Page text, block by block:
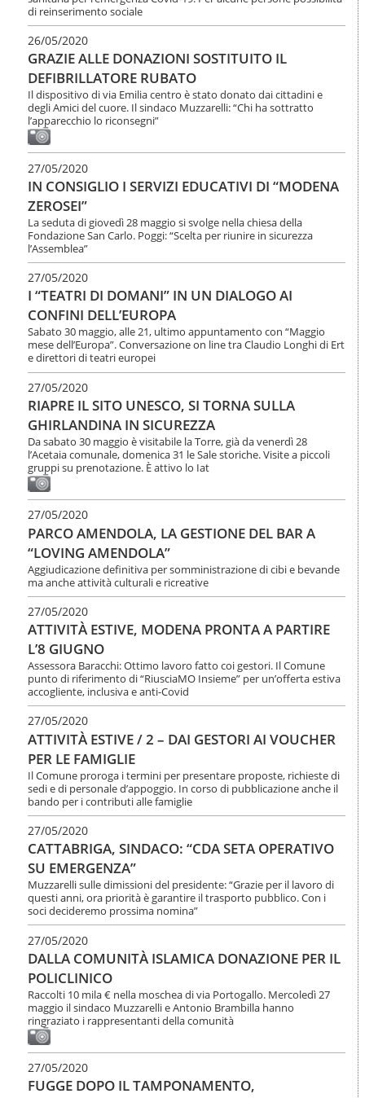
di reinserimento sociale
26/05/2020
GRAZIE ALLE DONAZIONI SOSTITUITO IL
DEFIBRILLATORE RUBATO
Il dispositivo di via Emilia centro è stato donato dai cittadini e
degli Amici del cuore. Il sindaco Muzzarelli: “Chi ha sottratto
l’apparecchio lo riconsegni”
27/05/2020
IN CONSIGLIO I SERVIZI EDUCATIVI DI “MODENA
ZEROSEI”
La seduta di giovedì 28 maggio si svolge nella chiesa della
Fondazione San Carlo. Poggi: “Scelta per riunire in sicurezza
l’Assemblea”
27/05/2020
I “TEATRI DI DOMANI” IN UN DIALOGO AI
CONFINI DELL’EUROPA
Sabato 30 maggio, alle 21, ultimo appuntamento con “Maggio
mese dell’Europa”. Conversazione on line tra Claudio Longhi di Ert
e direttori di teatri europei
27/05/2020
RIAPRE IL SITO UNESCO, SI TORNA SULLA
GHIRLANDINA IN SICUREZZA
Da sabato 30 maggio è visitabile la Torre, già da venerdì 28
l’Acetaia comunale, domenica 31 le Sale storiche. Visite a piccoli
gruppi su prenotazione. È attivo lo Iat
27/05/2020
PARCO AMENDOLA, LA GESTIONE DEL BAR A
“LOVING AMENDOLA”
Aggiudicazione definitiva per somministrazione di cibi e bevande
ma anche attività culturali e ricreative
27/05/2020
ATTIVITÀ ESTIVE, MODENA PRONTA A PARTIRE
L’8 GIUGNO
Assessora Baracchi: Ottimo lavoro fatto coi gestori. Il Comune
punto di riferimento di “RiusciaMO Insieme” per un’offerta estiva
accogliente, inclusiva e anti-Covid
27/05/2020
ATTIVITÀ ESTIVE / 2 – DAI GESTORI AI VOUCHER
PER LE FAMIGLIE
Il Comune proroga i termini per presentare proposte, richieste di
sedi e di personale d’appoggio. In corso di pubblicazione anche il
bando per i contributi alle famiglie
27/05/2020
CATTABRIGA, SINDACO: “CDA SETA OPERATIVO
SU EMERGENZA”
Muzzarelli sulle dimissioni del presidente: “Grazie per il lavoro di
questi anni, ora priorità è garantire il trasporto pubblico. Con i
soci decideremo prossima nomina”
27/05/2020
DALLA COMUNITÀ ISLAMICA DONAZIONE PER IL
POLICLINICO
Raccolti 10 mila € nella moschea di via Portogallo. Mercoledì 27
maggio il sindaco Muzzarelli e Antonio Brambilla hanno
ringraziato i rappresentanti della comunità
27/05/2020
FUGGE DOPO IL TAMPONAMENTO,